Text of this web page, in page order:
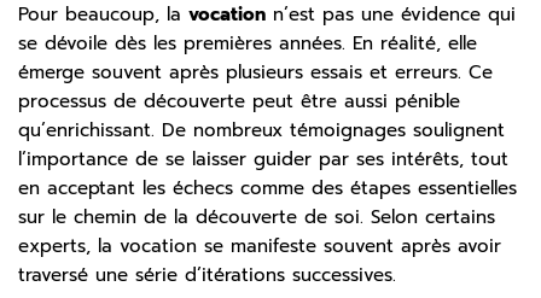
Pour beaucoup, la vocation n’est pas une évidence qui
se dévoile dès les premières années. En réalité, elle
émerge souvent après plusieurs essais et erreurs. Ce
processus de découverte peut être aussi pénible
qu’enrichissant. De nombreux témoignages soulignent
l’importance de se laisser guider par ses intérêts, tout
en acceptant les échecs comme des étapes essentielles
sur le chemin de la découverte de soi. Selon certains
experts, la vocation se manifeste souvent après avoir
traversé une série d’itérations successives.